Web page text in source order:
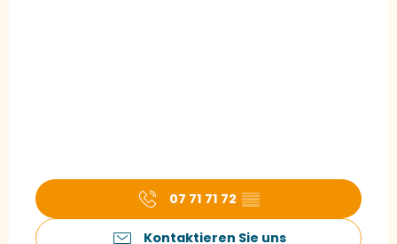
07 71 71 72 ▒▒
Kontaktieren Sie uns